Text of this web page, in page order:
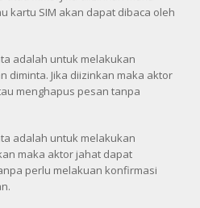
kartu SIM akan dapat dibaca oleh
adalah untuk melakukan
diminta. Jika diizinkan maka aktor
menghapus pesan tanpa
adalah untuk melakukan
maka aktor jahat dapat
perlu melakuan konfirmasi